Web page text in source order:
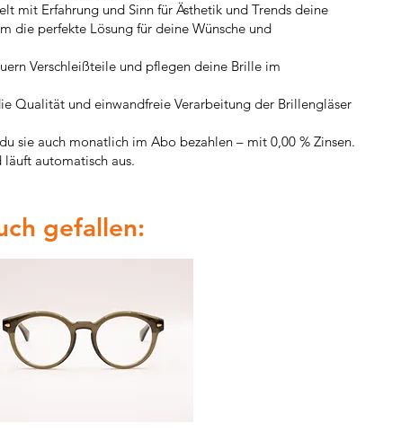
mit Erfahrung und Sinn für Ästhetik und Trends deine
die perfekte Lösung für deine Wünsche und
Verschleißteile und pflegen deine Brille im
Qualität und einwandfreie Verarbeitung der Brillengläser
sie auch monatlich im Abo bezahlen – mit 0,00 % Zinsen.
automatisch aus.
gefallen: